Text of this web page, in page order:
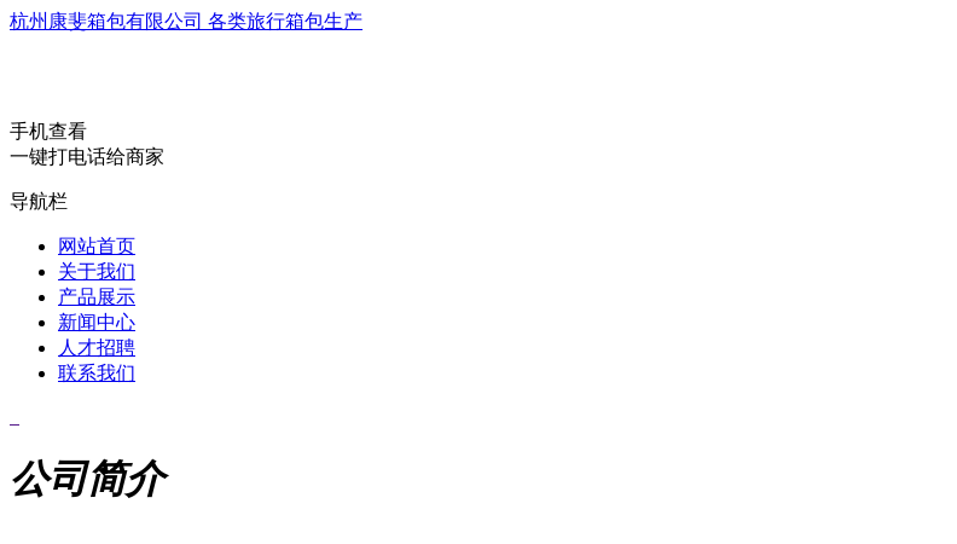
杭州康斐箱包有限公司 各类旅行箱包生产
手机查看
一键打电话给商家
导航栏
网站首页
关于我们
产品展示
新闻中心
人才招聘
联系我们
公司简介